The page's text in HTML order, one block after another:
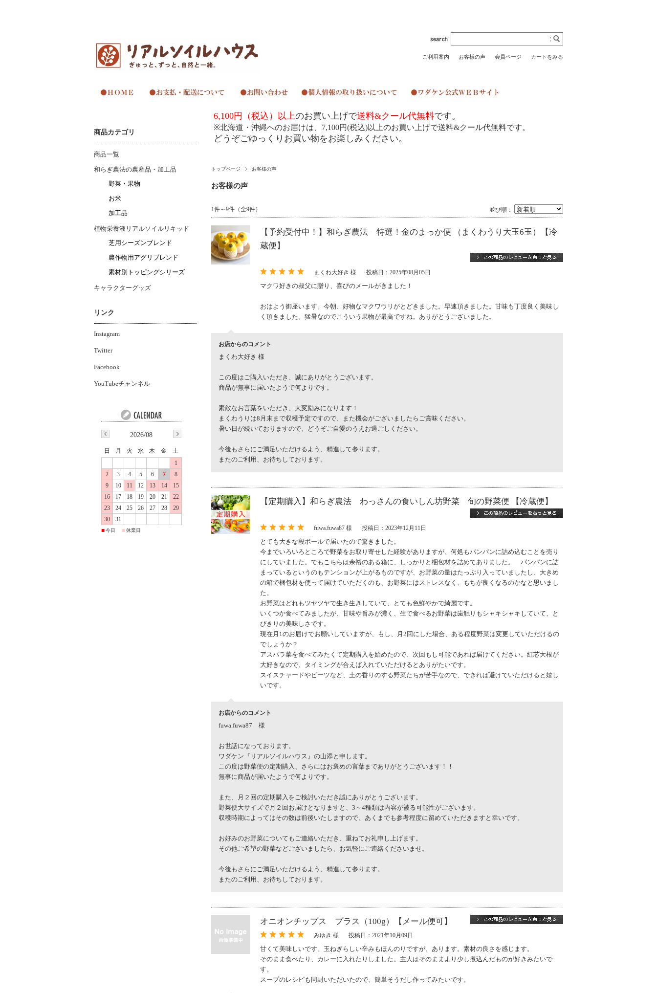
ご利用案内 お客様の声 会員ページ カートをみる
6,100円（税込）以上のお買い上げで送料&クール代無料です。
※北海道・沖縄へのお届けは、7,100円(税込)以上のお買い上げで送料&クール代無料です。
どうぞごゆっくりお買い物をお楽しみください。
トップページ お客様の声
お客様の声
1件～9件（全9件） 並び順：
【予約受付中！】和らぎ農法 特選！金のまっか便 （まくわうり大玉6玉）【冷
蔵便】
まくわ大好き 様
投稿日：2025年08月05日
マクワ好きの叔父に贈り、喜びのメールがきました！
おはよう御座います。今朝、好物なマクワウリがとどきました。早速頂きました。甘味も丁度良く美味し
く頂きました。猛暑なのでこういう果物が最高ですね。ありがとうございました。
お店からのコメント
まくわ大好き 様
この度はご購入いただき、誠にありがとうございます。
商品が無事に届いたようで何よりです。
素敵なお言葉をいただき、大変励みになります！
まくわうりは8月末まで収穫予定ですので、また機会がございましたらご賞味ください。
暑い日が続いておりますので、どうぞご自愛のうえお過ごしください。
今後もさらにご満足いただけるよう、精進して参ります。
またのご利用、お待ちしております。
【定期購入】和らぎ農法 わっさんの食いしん坊野菜 旬の野菜便 【冷蔵便】
fuwa.fuwa87 様
投稿日：2023年12月11日
とても大きな段ボールで届いたので驚きました。
今までいろいろところで野菜をお取り寄せした経験がありますが、何処もパンパンに詰め込むことを売り
にしていました。でもこちらは余裕のある箱に、しっかりと梱包材を詰めてありました。 パンパンに詰
まっているというのもテンションが上がるものですが、お野菜の量はたっぷり入っていましたし、大きめ
の箱で梱包材を使って届けていただくのも、お野菜にはストレスなく、もちが良くなるのかなと思いまし
た。
お野菜はどれもツヤツヤで生き生きしていて、とても色鮮やかで綺麗です。
いくつか食べてみましたが、甘味や旨みが濃く、生で食べるお野菜は歯触りもシャキシャキしていて、と
びきりの美味しさです。
現在月1のお届けでお願いしていますが、もし、月2回にした場合、ある程度野菜は変更していただけるの
でしょうか？
アスパラ菜を食べてみたくて定期購入を始めたので、次回もし可能であれば届けてください。紅芯大根が
大好きなので、タイミングが合えば入れていただけるとありがたいです。
スイスチャードやビーツなど、土の香りのする野菜たちが苦手なので、できれば避けていただけると嬉し
いです。
お店からのコメント
fuwa.fuwa87 様
お世話になっております。
ワダケン『リアルソイルハウス』の山添と申します。
この度は野菜便の定期購入、さらにはお褒めの言葉までありがとうございます！！
無事に商品が届いたようで何よりです。
また、月２回の定期購入をご検討いただき誠にありがとうございます。
野菜便大サイズで月２回お届けとなりますと、3～4種類は内容が被る可能性がございます。
収穫時期によってはその数は前後いたしますので、あくまでも参考程度に留めていただきますと幸いです。
お好みのお野菜についてもご連絡いただき、重ねてお礼申し上げます。
その他ご希望の野菜などございましたら、お気軽にご連絡くださいませ。
今後もさらにご満足いただけるよう、精進して参ります。
またのご利用、お待ちしております。
オニオンチップス プラス（100g）【メール便可】
みゆき 様
投稿日：2021年10月09日
甘くて美味しいです。玉ねぎらしい辛みもほんのりですが、あります。素材の良さを感じます。
そのまま食べたり、カレーに入れたりしました。主人はそのままより少し煮込んだものが好きみたいで
す。
スープのレシピも同封いただいたので、簡単そうだし作ってみたいです。
商品カテゴリ
商品一覧
和らぎ農法の農産品・加工品
野菜・果物
お米
加工品
植物栄養液リアルソイルリキッド
芝用シーズンブレンド
農作物用アグリブレンド
素材別トッピングシリーズ
キャラクターグッズ
リンク
Instagram
Twitter
Facebook
YouTubeチャンネル
2026/08
日 月 火 水 木 金
土
1
2
3 4 5 6 7
8
9
10 11 12 13 14
15
16
17 18 19 20 21
22
23
24 25 26 27 28
29
30
31
■今日 ■休業日